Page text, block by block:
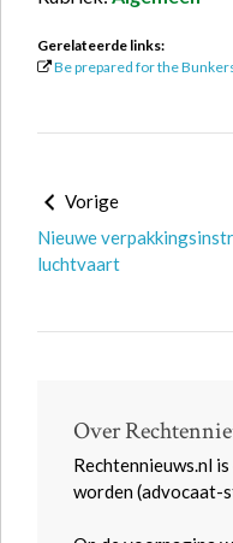
Gerelateerde links:
Be prepared for the
Vorige
Nieuwe
luchtvaart
Over
Rechtennieuws.nl
worden (advocaat-